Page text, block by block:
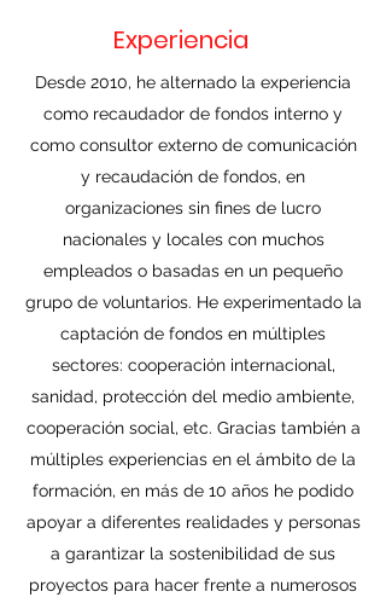
Experiencia
Desde 2010, he alternado la experiencia
como recaudador de fondos interno y
como consultor externo de comunicación
y recaudación de fondos, en
organizaciones sin fines de lucro
nacionales y locales con muchos
empleados o basadas en un pequeño
grupo de voluntarios. He experimentado la
captación de fondos en múltiples
sectores: cooperación internacional,
sanidad, protección del medio ambiente,
cooperación social, etc. Gracias también a
múltiples experiencias en el ámbito de la
formación, en más de 10 años he podido
apoyar a diferentes realidades y personas
a garantizar la sostenibilidad de sus
proyectos para hacer frente a numerosos